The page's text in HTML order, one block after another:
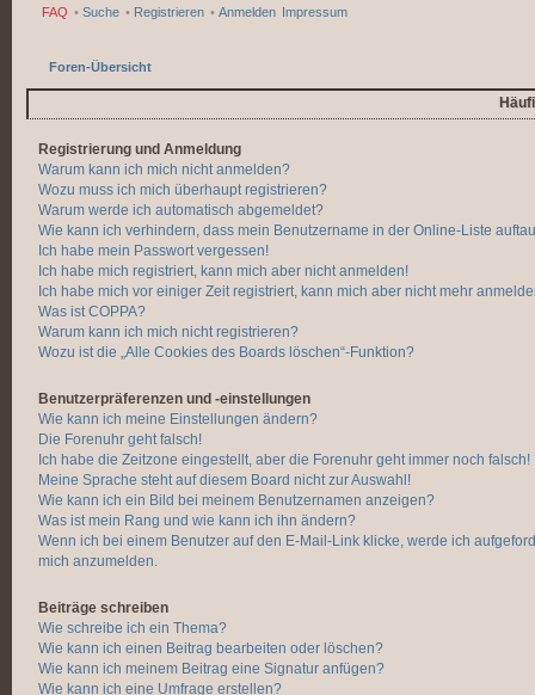
FAQ • Suche • Registrieren • Anmelden Impressum
Foren-Übersicht
Registrierung und Anmeldung
Warum kann ich mich nicht anmelden?
Wozu muss ich mich überhaupt registrieren?
Warum werde ich automatisch abgemeldet?
Wie kann ich verhindern, dass mein Benutzername in der Online-Liste
Ich habe mein Passwort vergessen!
Ich habe mich registriert, kann mich aber nicht anmelden!
Ich habe mich vor einiger Zeit registriert, kann mich aber nicht mehr
Was ist COPPA?
Warum kann ich mich nicht registrieren?
Wozu ist die „Alle Cookies des Boards löschen“-Funktion?
Benutzerpräferenzen und -einstellungen
Wie kann ich meine Einstellungen ändern?
Die Forenuhr geht falsch!
Ich habe die Zeitzone eingestellt, aber die Forenuhr geht immer noch falsch!
Meine Sprache steht auf diesem Board nicht zur Auswahl!
Wie kann ich ein Bild bei meinem Benutzernamen anzeigen?
Was ist mein Rang und wie kann ich ihn ändern?
Wenn ich bei einem Benutzer auf den E-Mail-Link klicke, werde ich
mich anzumelden.
Beiträge schreiben
Wie schreibe ich ein Thema?
Wie kann ich einen Beitrag bearbeiten oder löschen?
Wie kann ich meinem Beitrag eine Signatur anfügen?
Wie kann ich eine Umfrage erstellen?